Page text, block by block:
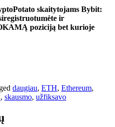
skaitytojams Bybit:
ir
poziciją bet kurioje
daugiau, ETH, Ethereum,
, skausmo, užfiksavo